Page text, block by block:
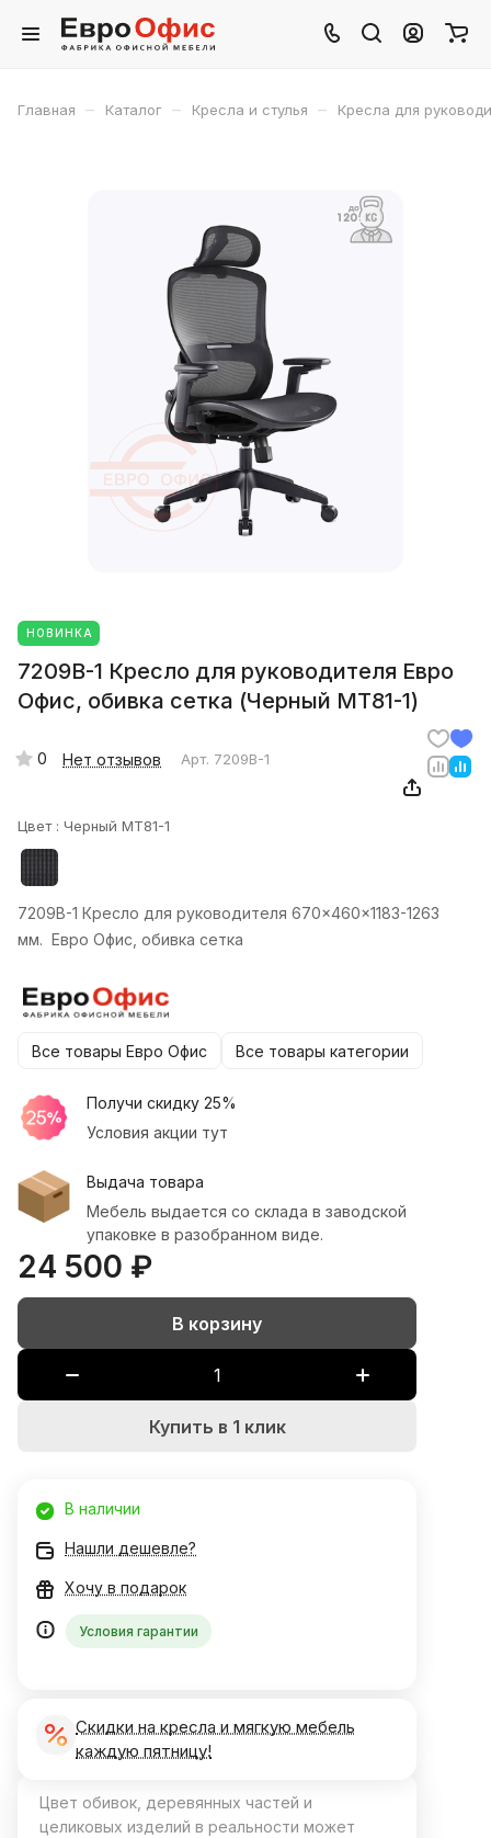
Главная – Каталог – Кресла и стулья – Кресла для
НОВИНКА
7209B-1 Кресло для руководителя Евро
Офис, обивка сетка (Черный MT81-1)
0 Нет отзывов Арт. 7209B-1
Цвет : Черный MT81-1
7209B-1 Кресло для руководителя 670x460x1183-1263
мм. Евро Офис, обивка сетка
Все товары Евро Офис Все товары категории
Получи скидку 25%
Условия акции тут
Выдача товара
Мебель выдается со склада в заводской
упаковке в разобранном виде.
24 500 ₽
В корзину
Купить в 1 клик
В наличии
Нашли дешевле?
Хочу в подарок
Условия гарантии
Скидки на кресла и мягкую мебель
каждую пятницу!
Цвет обивок, деревянных частей и
целиковых изделий в реальности может